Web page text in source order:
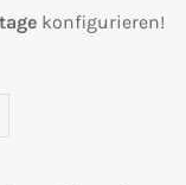
konfigurieren!